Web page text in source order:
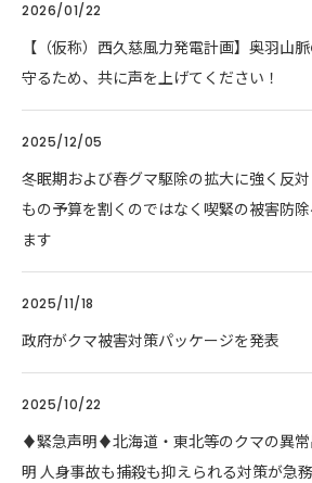
2026/01/22
【（仮称）西久慈風力発電計画】奥羽山
守るため、共に声を上げてください！
2025/12/05
冬眠期および春グマ駆除の拡大に強く反
もの予算を割くのではなく喫緊の被害防
ます
2025/11/18
政府がクマ被害対策パッケージを発表
2025/10/22
♦️緊急声明♦️北海道・東北等のクマの異
明 人身事故も捕殺も抑えられる対策が急